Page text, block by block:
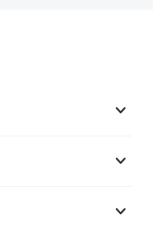
keyboard_arrow_down
keyboard_arrow_down
keyboard_arrow_down